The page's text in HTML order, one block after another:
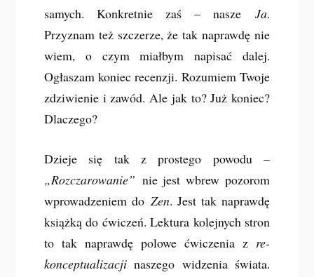
samych. Konkretnie zaś – naszeJa.
Przyznam też szczerze, że tak naprawdę nie
wiem, o czym miałbym napisać dalej.
Ogłaszam koniec recenzji. Rozumiem Twoje
zdziwienie i zawód. Ale jak to? Już koniec?
Dlaczego?
Dzieje się tak z prostego powodu –
„Rozczarowanie” nie jest wbrew pozorom
wprowadzeniem do Zen. Jest tak naprawdę
książką do ćwiczeń. Lektura kolejnych stron
to tak naprawdę polowe ćwiczenia z re-
konceptualizacjinaszego widzenia świata.